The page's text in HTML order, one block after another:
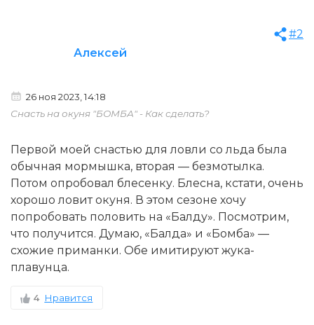
Алексей
#2
26 ноя 2023, 14:18
Снасть на окуня "БОМБА" - Как сделать?
Первой моей снастью для ловли со льда была
обычная мормышка, вторая — безмотылка.
Потом опробовал блесенку. Блесна, кстати, очень
хорошо ловит окуня. В этом сезоне хочу
попробовать половить на «Балду». Посмотрим,
что получится. Думаю, «Балда» и «Бомба» —
схожие приманки. Обе имитируют жука-
плавунца.
4 Нравится